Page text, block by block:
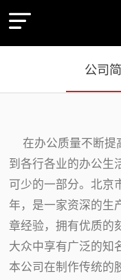
公司
在办公质量不断提
到各行各业的办公生
可少的一部分。北京
年，是一家资深的生
章经验，拥有优质的
大众中享有广泛的知
本公司在制作传统的